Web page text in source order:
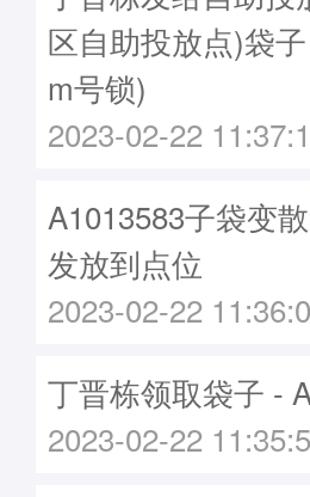
区自助投放点)袋
m号锁)
2023-02-22
A1013583子袋变
发放到点位
2023-02-22
丁晋栋领取袋子 -
2023-02-22